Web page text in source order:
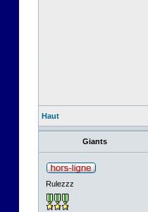
Haut
Giants
Rulezzz